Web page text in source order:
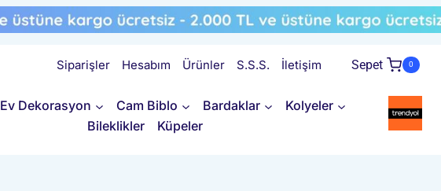
Siparişler Hesabım Ürünler S.S.S. İletişim Sepet 0
Ev Dekorasyon Cam Biblo Bardaklar
Kolyeler
Bileklikler
Küpeler